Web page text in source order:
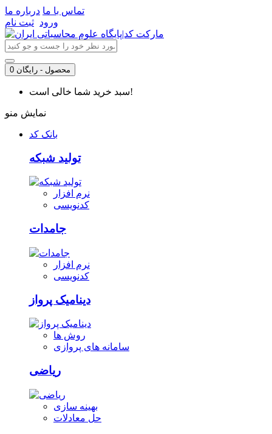
تماس با ما درباره ما
ورود ثبت نام
0 محصول - رایگان
سبد خرید شما خالی است!
نمایش منو
بانک کد
تولید شبکه
نرم افزار
کدنویسی
جامدات
نرم افزار
کدنویسی
دینامیک پرواز
روش ها
سامانه های پروازی
ریاضی
بهینه سازی
حل معادلات